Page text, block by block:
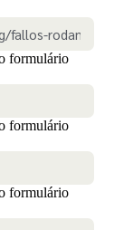
formulário
formulário
formulário